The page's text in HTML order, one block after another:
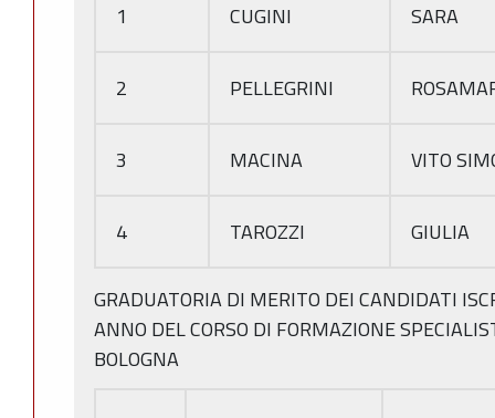
1 CUGINI SARA
2 PELLEGRINI
3 MACINA VITO
4 TAROZZI GIULIA
GRADUATORIA DI MERITO DEI CANDIDATI
ANNO DEL CORSO DI FORMAZIONE
BOLOGNA